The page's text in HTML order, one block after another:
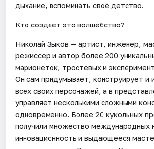
дыхание, вспоминать своё детство.
Кто создает это волшебство?
Николай Зыков — артист, инженер,
режиссер и автор более 200
марионеток, тростевых и
Он сам придумывает, конструирует и
всех своих персонажей, а в
управляет несколькими сложными
одновременно. Более 20 кукольных
получили множество международных
инновационность и выдающееся